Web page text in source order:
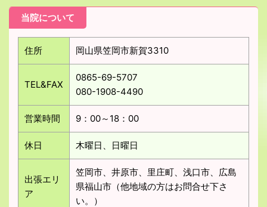
当院について
住所 岡山県笠岡市新賀3310
TEL&FAX
0865-69-5707
080-1908-4490
営業時間 9：00～18：00
休日 木曜日、日曜日
出張エリ
ア
笠岡市、井原市、里庄町、浅口市、広島
県福山市（他地域の方はお問合せ下さ
い。）